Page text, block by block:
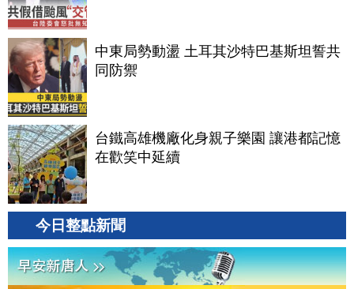
中東局勢動盪 土耳其沙特巴基斯坦誓共
同防禦
台鐵高雄機廠化身親子樂園 讓港都記憶
在歡笑中延續
今日整點新聞